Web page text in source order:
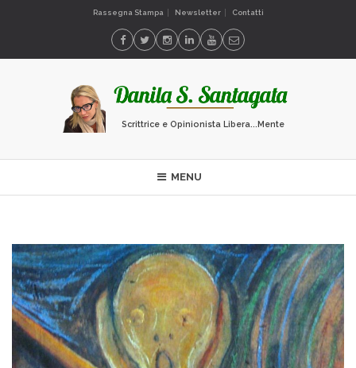
Rassegna Stampa Newsletter Contatti
Scrittrice e Opinionista Libera...Mente
MENU